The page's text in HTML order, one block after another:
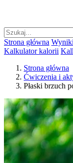
Strona główna
Kalkulator kalorii
Strona główna
Ćwiczenia i
Płaski brzuch